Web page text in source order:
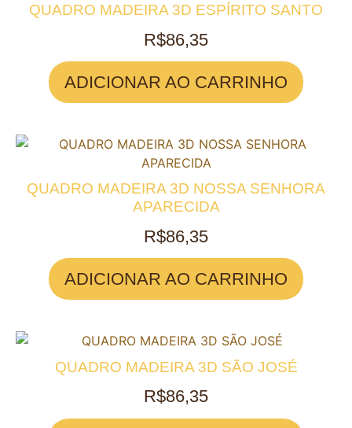
QUADRO MADEIRA 3D ESPÍRITO SANTO
R$86,35
ADICIONAR AO CARRINHO
QUADRO MADEIRA 3D NOSSA SENHORA
APARECIDA
R$86,35
ADICIONAR AO CARRINHO
QUADRO MADEIRA 3D SÃO JOSÉ
R$86,35